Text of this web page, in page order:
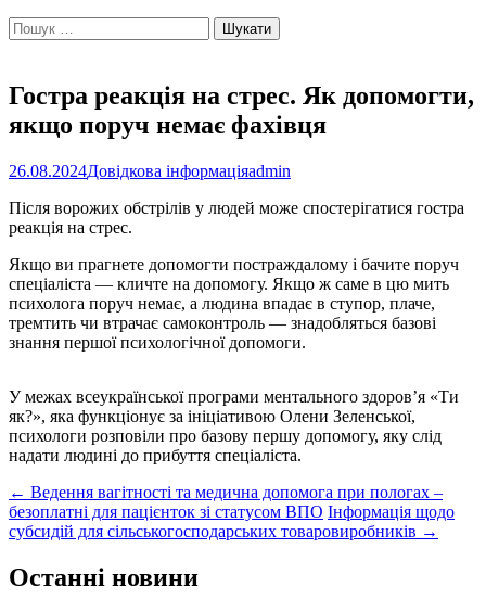
Пошук:
Гостра реакція на стрес. Як допомогти,
якщо поруч немає фахівця
26.08.2024Довідкова інформаціяadmin
Після ворожих обстрілів у людей може спостерігатися гостра
реакція на стрес.
Якщо ви прагнете допомогти постраждалому і бачите поруч
спеціаліста — кличте на допомогу. Якщо ж саме в цю мить
психолога поруч немає, а людина впадає в ступор, плаче,
тремтить чи втрачає самоконтроль — знадобляться базові
знання першої психологічної допомоги.
У межах всеукраїнської програми ментального здоров’я «Ти
як?», яка функціонує за ініціативою Олени Зеленської,
психологи розповіли про базову першу допомогу, яку слід
надати людині до прибуття спеціаліста.
Post
navigation
← Ведення вагітності та медична допомога при пологах –
безоплатні для пацієнток зі статусом ВПО Інформація щодо
субсидій для сільськогосподарських товаровиробників →
Останні новини